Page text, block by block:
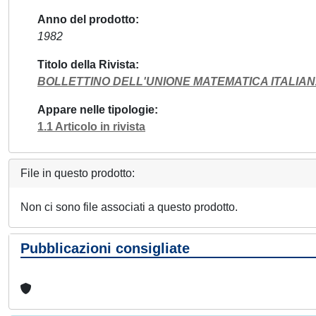
Anno del prodotto
1982
Titolo della Rivista
BOLLETTINO DELL'UNIONE MATEMATICA
Appare nelle tipologie
1.1 Articolo in rivista
File in questo prodotto:
Non ci sono file associati a questo prodotto.
Pubblicazioni consigliate